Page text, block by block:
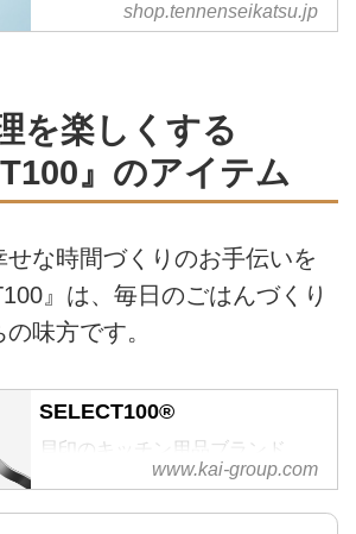
shop.tennenseikatsu.jp
を楽しくする
』のアイテム
な時間づくりのお手伝いを
』は、毎日のごはんづくり
味方です。
SELECT100®
貝印のキッチン用品ブランド
「SELECT100」の公式サイト。
www.kai-group.com